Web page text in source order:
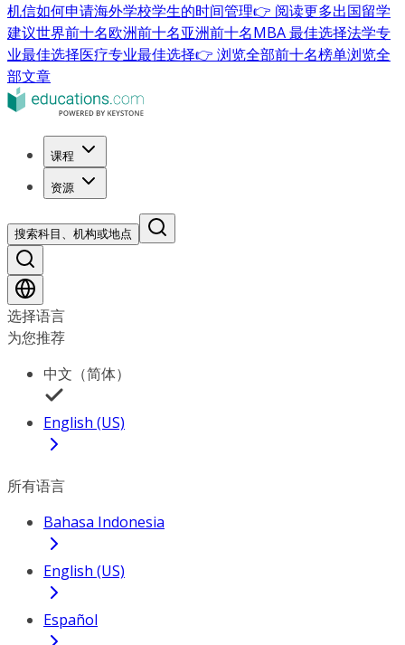
机信如何申请海外学校学生的时间管理👉 阅读更多出国留学
建议世界前十名欧洲前十名亚洲前十名MBA 最佳选择法学专
业最佳选择医疗专业最佳选择👉 浏览全部前十名榜单浏览全
部文章
课程
资源
搜索科目、机构或地点
选择语言
为您推荐
中文（简体）
English (US)
所有语言
Bahasa Indonesia
English (US)
Español